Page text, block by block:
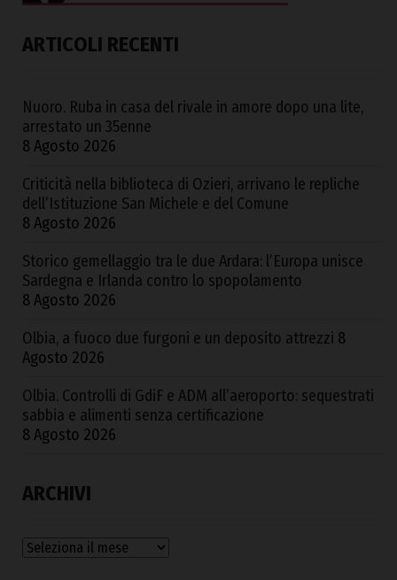
ARTICOLI RECENTI
Nuoro. Ruba in casa del rivale in amore dopo una lite,
arrestato un 35enne
8 Agosto 2026
Criticità nella biblioteca di Ozieri, arrivano le repliche
dell’Istituzione San Michele e del Comune
8 Agosto 2026
Storico gemellaggio tra le due Ardara: l’Europa unisce
Sardegna e Irlanda contro lo spopolamento
8 Agosto 2026
Olbia, a fuoco due furgoni e un deposito attrezzi 8
Agosto 2026
Olbia. Controlli di GdiF e ADM all’aeroporto: sequestrati
sabbia e alimenti senza certificazione
8 Agosto 2026
ARCHIVI
Archivi